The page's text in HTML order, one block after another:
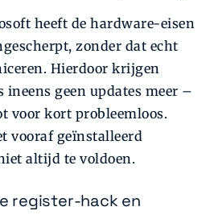
heeft de hardware-eisen
zonder dat echt
Hierdoor krijgen
geen updates meer –
voor kort probleemloos.
vooraf geïnstalleerd
altijd te voldoen.
register-hack en